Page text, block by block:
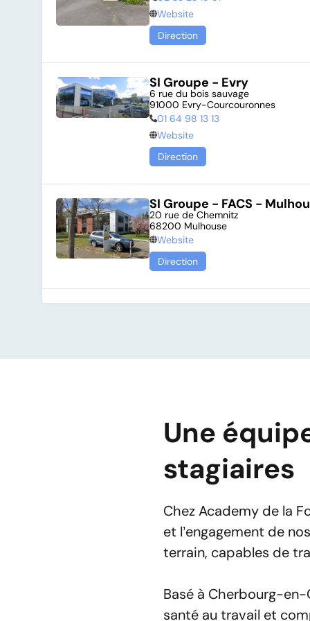
Website
Direction
SI Groupe - Evry
6 rue du bois sauvage
91000 Evry-Courcouronnes
01 64 98 13 13
Website
Direction
SI Groupe - FACS -
20 rue de Chemnitz
68200 Mulhouse
Website
Direction
SI Groupe - FACS -
3 Rue du Bois Sauvage
91000 Évry-Courcouronnes
Website
SI Groupe - Paris
14 Vla de Lourcine
75014 Paris
Website
Direction
Une
stagiaires
Chez Academy de la
et l’engagement de
terrain, capables de
Basé à Cherbourg-
santé au travail et
Prénom
Adresse e-mail
Votre message
Academy de la
adresser ses